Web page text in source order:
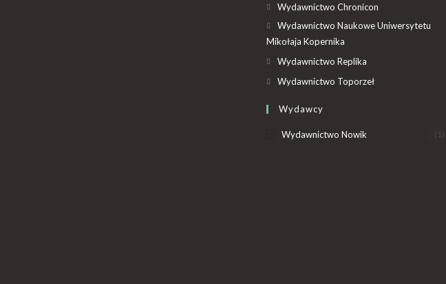
Wydawnictwo Chronicon
Wydawnictwo Naukowe Uniwersytetu
Mikołaja Kopernika
Wydawnictwo Replika
Wydawnictwo Toporzeł
Wydawcy
Wydawnictwo Nowik (1)